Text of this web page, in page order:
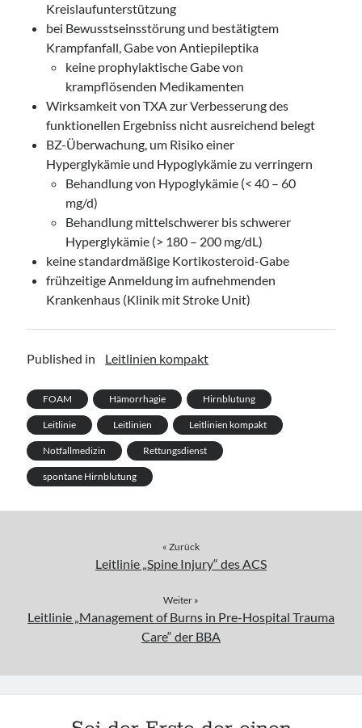
Kreislaufunterstützung
bei Bewusstseinsstörung und bestätigtem
Krampfanfall, Gabe von Antiepileptika
keine prophylaktische Gabe von
krampflösenden Medikamenten
Wirksamkeit von TXA zur Verbesserung des
funktionellen Ergebniss nicht ausreichend belegt
BZ-Überwachung, um Risiko einer
Hyperglykämie und Hypoglykämie zu verringern
Behandlung von Hypoglykämie (< 40 – 60
mg/d)
Behandlung mittelschwerer bis schwerer
Hyperglykämie (> 180 – 200 mg/dL)
keine standardmäßige Kortikosteroid-Gabe
frühzeitige Anmeldung im aufnehmenden
Krankenhaus (Klinik mit Stroke Unit)
Published in Leitlinien kompakt
FOAM Hämorrhagie Hirnblutung
Leitlinie Leitlinien Leitlinien kompakt
Notfallmedizin Rettungsdienst
spontane Hirnblutung
« Zurück
Leitlinie „Spine Injury“ des ACS
Weiter »
Leitlinie „Management of Burns in Pre-Hospital Trauma
Care“ der BBA